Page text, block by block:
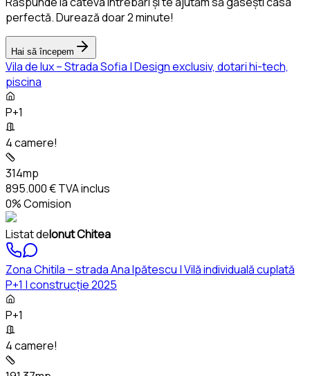
perfectă. Durează doar 2 minute!
Hai să începem
Vila de lux – Strada Sofia | Design exclusiv, dotari hi-tech,
piscina
P+1
4 camere!
314mp
895.000 €TVA inclus
0% Comision
Listat deIonut Chitea
Zona Chitila – strada Ana Ipătescu | Vilă individuală cuplată
P+1 | construcție 2025
P+1
4 camere!